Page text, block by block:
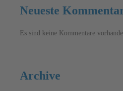
Neueste
Es sind keine Kommentare
Archive